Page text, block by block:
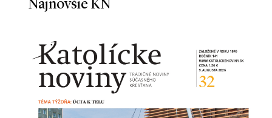
Najnovšie KN